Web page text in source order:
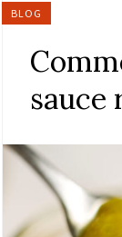
BLOG
sauce